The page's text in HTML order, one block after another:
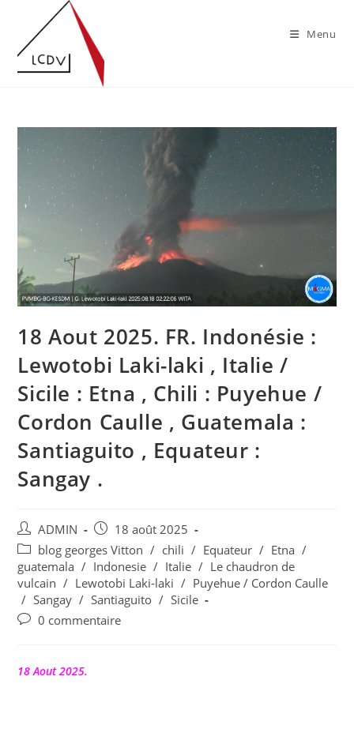
content
Menu
18 Aout 2025. FR. Indonésie :
Lewotobi Laki-laki , Italie /
Sicile : Etna , Chili : Puyehue /
Cordon Caulle , Guatemala :
Santiaguito , Equateur :
Sangay .
Auteur/autrice
de
la
publication :
ADMIN
Publication
publiée :
18 août 2025
Post
category:
blog georges Vitton / chili / Equateur / Etna /
guatemala / Indonesie / Italie / Le chaudron de
vulcain / Lewotobi Laki-laki / Puyehue / Cordon Caulle
/ Sangay / Santiaguito / Sicile
Commentaires
publication :
0 commentaire
18 Aout 2025.